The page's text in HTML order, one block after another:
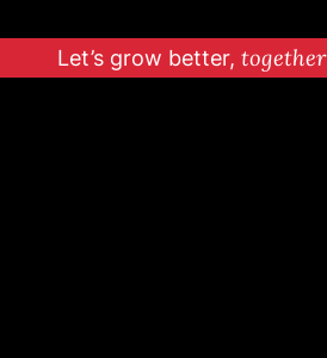
Let’s grow better, together